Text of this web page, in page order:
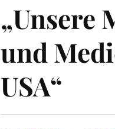
„Unsere
und
USA“